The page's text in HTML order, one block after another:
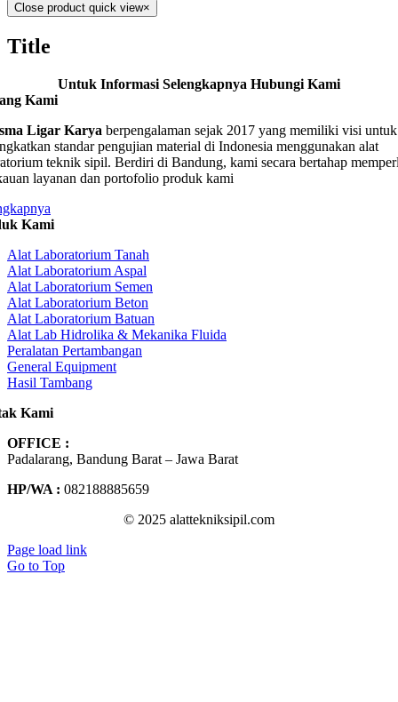
Close product quick view×
Title
Untuk Informasi Selengkapnya Hubungi Kami
Kami
Ligar Karya berpengalaman sejak 2017 yang memiliki visi untuk
standar pengujian material di Indonesia menggunakan alat
teknik sipil. Berdiri di Bandung, kami secara bertahap
layanan dan portofolio produk kami
Kami
Alat Laboratorium Tanah
Alat Laboratorium Aspal
Alat Laboratorium Semen
Alat Laboratorium Beton
Alat Laboratorium Batuan
Alat Lab Hidrolika & Mekanika Fluida
Peralatan Pertambangan
General Equipment
Hasil Tambang
Kami
OFFICE :
Padalarang, Bandung Barat – Jawa Barat
HP/WA : 082188885659
© 2025 alattekniksipil.com
Page load link
Go to Top